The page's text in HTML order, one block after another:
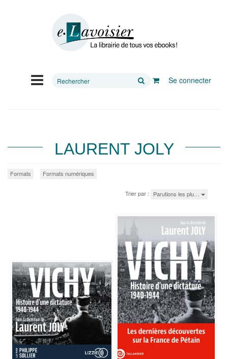
Rechercher
Se connecter
LAURENT JOLY
Formats Formats numériques
Trier par : Parutions les plu…